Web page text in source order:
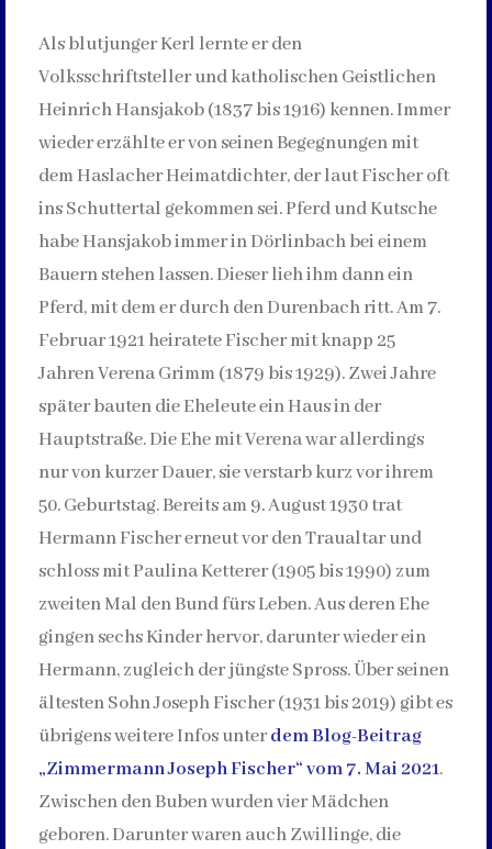
Als blutjunger Kerl lernte er den
Volksschriftsteller und katholischen Geistlichen
Heinrich Hansjakob (1837 bis 1916) kennen. Immer
wieder erzählte er von seinen Begegnungen mit
dem Haslacher Heimatdichter, der laut Fischer oft
ins Schuttertal gekommen sei. Pferd und Kutsche
habe Hansjakob immer in Dörlinbach bei einem
Bauern stehen lassen. Dieser lieh ihm dann ein
Pferd, mit dem er durch den Durenbach ritt. Am 7.
Februar 1921 heiratete Fischer mit knapp 25
Jahren Verena Grimm (1879 bis 1929). Zwei Jahre
später bauten die Eheleute ein Haus in der
Hauptstraße. Die Ehe mit Verena war allerdings
nur von kurzer Dauer, sie verstarb kurz vor ihrem
50. Geburtstag. Bereits am 9. August 1930 trat
Hermann Fischer erneut vor den Traualtar und
schloss mit Paulina Ketterer (1905 bis 1990) zum
zweiten Mal den Bund fürs Leben. Aus deren Ehe
gingen sechs Kinder hervor, darunter wieder ein
Hermann, zugleich der jüngste Spross. Über seinen
ältesten Sohn Joseph Fischer (1931 bis 2019) gibt es
übrigens weitere Infos unterdem Blog-Beitrag
„Zimmermann Joseph Fischer“ vom 7. Mai 2021.
Zwischen den Buben wurden vier Mädchen
geboren. Darunter waren auch Zwillinge, die